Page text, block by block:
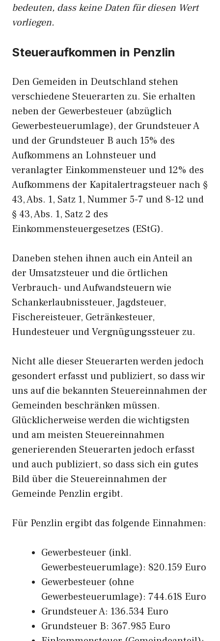
bedeuten, dass keine Daten für diesen Wert
vorliegen.
Steueraufkommen in Penzlin
Den Gemeiden in Deutschland stehen
verschiedene Steuerarten zu. Sie erhalten
neben der Gewerbesteuer (abzüglich
Gewerbesteuerumlage), der Grundsteuer A
und der Grundsteuer B auch 15% des
Aufkommens an Lohnsteuer und
veranlagter Einkommensteuer und 12% des
Aufkommens der Kapitalertragsteuer nach §
43, Abs. 1, Satz 1, Nummer 5-7 und 8-12 und
§ 43, Abs. 1, Satz 2 des
Einkommensteuergesetzes (EStG).
Daneben stehen ihnen auch ein Anteil an
der Umsatzsteuer und die örtlichen
Verbrauch- und Aufwandsteuern wie
Schankerlaubnissteuer, Jagdsteuer,
Fischereisteuer, Getränkesteuer,
Hundesteuer und Vergnügungssteuer zu.
Nicht alle dieser Steuerarten werden jedoch
gesondert erfasst und publiziert, so dass wir
uns auf die bekannten Steuereinnahmen der
Gemeinden beschränken müssen.
Glücklicherweise werden die wichtigsten
und am meisten Steuereinnahmen
generierenden Steuerarten jedoch erfasst
und auch publiziert, so dass sich ein gutes
Bild über die Steuereinnahmen der
Gemeinde Penzlin ergibt.
Für Penzlin ergibt das folgende Einnahmen:
Gewerbesteuer (inkl.
Gewerbesteuerumlage): 820.159 Euro
Gewerbesteuer (ohne
Gewerbesteuerumlage): 744.618 Euro
Grundsteuer A: 136.534 Euro
Grundsteuer B: 367.985 Euro